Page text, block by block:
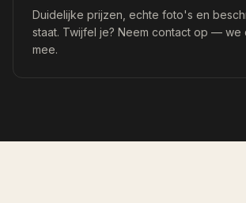
Duidelijke prijzen, echte foto's en
staat. Twijfel je? Neem contact op — we
mee.